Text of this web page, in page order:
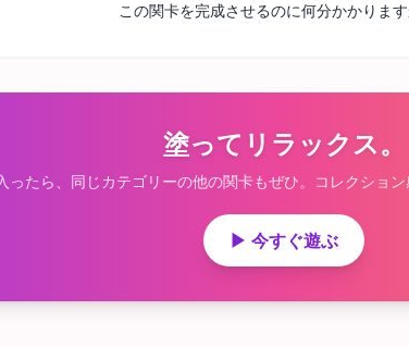
この関卡を完成させるのに何分かかります
塗ってリラックス。
ったら、同じカテゴリーの他の関卡もぜひ。コレクション
▶ 今すぐ遊ぶ